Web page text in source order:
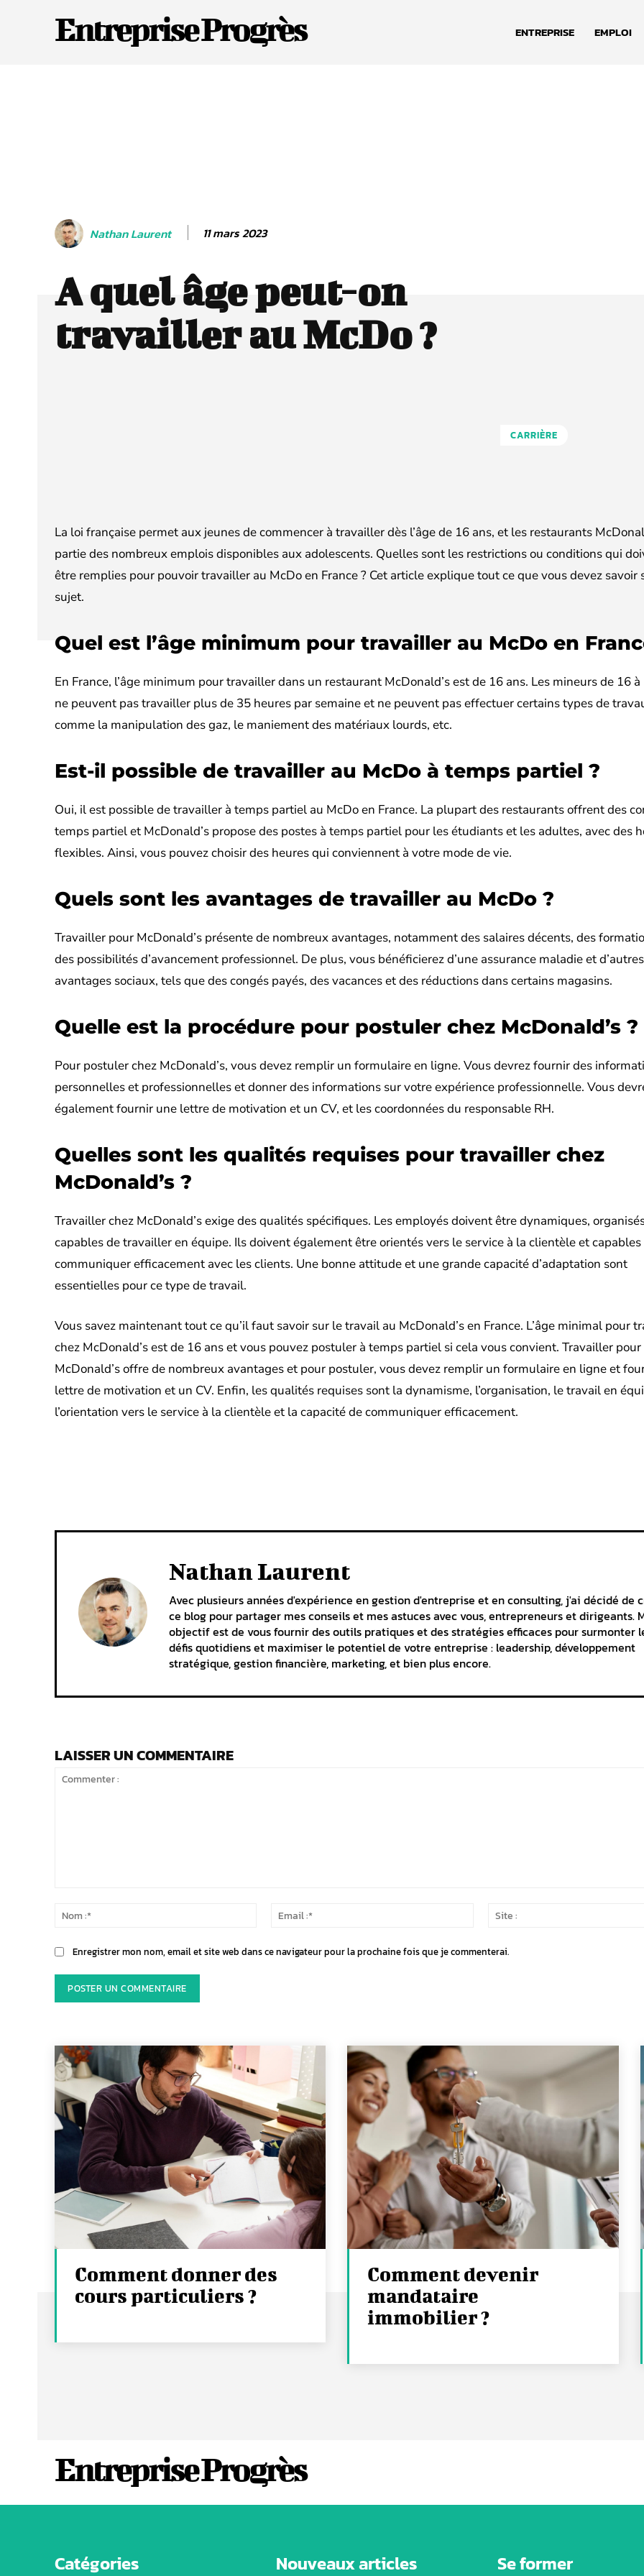
Entreprise Progrès ENTREPRISE EMPLOI
Nathan Laurent 11 mars 2023
A quel âge peut-on
travailler au McDo ?
CARRIÈRE
La loi française permet aux jeunes de commencer à travailler dès l’âge de 16 ans, et les restaurants
partie des nombreux emplois disponibles aux adolescents. Quelles sont les restrictions ou conditions qui
être remplies pour pouvoir travailler au McDo en France ? Cet article explique tout ce que vous devez savoir
sujet.
Quel est l’âge minimum pour travailler au McDo en
En France, l’âge minimum pour travailler dans un restaurant McDonald’s est de 16 ans. Les mineurs de 16
ne peuvent pas travailler plus de 35 heures par semaine et ne peuvent pas effectuer certains types de
comme la manipulation des gaz, le maniement des matériaux lourds, etc.
Est-il possible de travailler au McDo à temps partiel ?
Oui, il est possible de travailler à temps partiel au McDo en France. La plupart des restaurants offrent des
temps partiel et McDonald’s propose des postes à temps partiel pour les étudiants et les adultes, avec des
flexibles. Ainsi, vous pouvez choisir des heures qui conviennent à votre mode de vie.
Quels sont les avantages de travailler au McDo ?
Travailler pour McDonald’s présente de nombreux avantages, notamment des salaires décents, des
des possibilités d’avancement professionnel. De plus, vous bénéficierez d’une assurance maladie et d’autres
avantages sociaux, tels que des congés payés, des vacances et des réductions dans certains magasins.
Quelle est la procédure pour postuler chez McDonald’s ?
Pour postuler chez McDonald’s, vous devez remplir un formulaire en ligne. Vous devrez fournir des
personnelles et professionnelles et donner des informations sur votre expérience professionnelle. Vous
également fournir une lettre de motivation et un CV, et les coordonnées du responsable RH.
Quelles sont les qualités requises pour travailler chez
McDonald’s ?
Travailler chez McDonald’s exige des qualités spécifiques. Les employés doivent être dynamiques,
capables de travailler en équipe. Ils doivent également être orientés vers le service à la clientèle et capables
communiquer efficacement avec les clients. Une bonne attitude et une grande capacité d’adaptation sont
essentielles pour ce type de travail.
Vous savez maintenant tout ce qu’il faut savoir sur le travail au McDonald’s en France. L’âge minimal pour
chez McDonald’s est de 16 ans et vous pouvez postuler à temps partiel si cela vous convient. Travailler pour
McDonald’s offre de nombreux avantages et pour postuler, vous devez remplir un formulaire en ligne et
lettre de motivation et un CV. Enfin, les qualités requises sont la dynamisme, l’organisation, le travail en
l’orientation vers le service à la clientèle et la capacité de communiquer efficacement.
Nathan Laurent
Avec plusieurs années d'expérience en gestion d'entreprise et en consulting, j'ai décidé de
ce blog pour partager mes conseils et mes astuces avec vous, entrepreneurs et dirigeants.
objectif est de vous fournir des outils pratiques et des stratégies efficaces pour surmonter
défis quotidiens et maximiser le potentiel de votre entreprise : leadership, développement
stratégique, gestion financière, marketing, et bien plus encore.
LAISSER UN COMMENTAIRE
Email
Enregistrer mon nom, email et site web dans ce navigateur pour la prochaine fois que je commenterai.
Comment donner des
cours particuliers ?
Comment devenir
mandataire
immobilier ?
Entreprise Progrès
Catégories Nouveaux articles Se former